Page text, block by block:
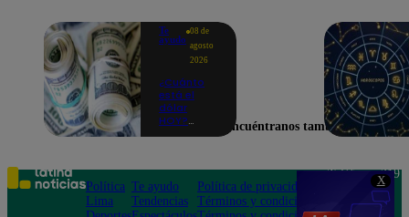
X
Te
ayudo
08 de
agosto
2026
¿Cuánto
está el
dólar
HOY?
este
sábado 8
de agosto
Encuéntranos también en
Política
Lima
Te ayudo
Tendencias
Política de privacidad
Términos y condiciones
Teléfono: 219
Av. San